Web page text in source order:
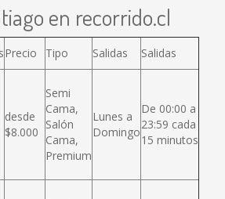
en recorrido.cl
Precio Tipo Salidas Salidas
desde
$8.000
Semi
Cama,
Salón
Cama,
Premium
Lunes a
Domingo
De 00:00 a
23:59 cada
15 minutos